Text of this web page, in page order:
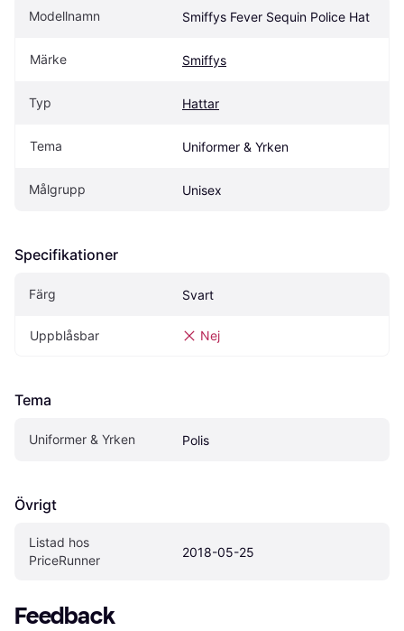
Modellnamn Smiffys Fever Sequin Police Hat
Märke Smiffys
Typ Hattar
Tema Uniformer & Yrken
Målgrupp Unisex
Specifikationer
Färg Svart
Uppblåsbar Nej
Tema
Uniformer & Yrken Polis
Övrigt
Listad hos
PriceRunner
2018-05-25
Feedback